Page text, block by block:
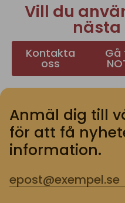
Vill du
nästa
Kontakta
oss
Gå
Anmäl dig till
för att få
information.